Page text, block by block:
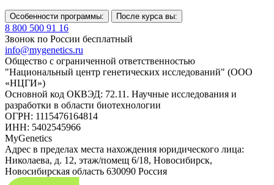
Особенности программы: После курса вы:
8 800 500 91 16
Звонок по России бесплатный
info@mygenetics.ru
Общество с ограниченной ответственностью
"Национальный центр генетических исследований" (ООО
«НЦГИ»)
Основной код ОКВЭД: 72.11. Научные исследования и
разработки в области биотехнологии
ОГРН: 1115476164814
ИНН: 5402545966
MyGenetics
Адрес в пределах места нахождения юридического лица:
Николаева, д. 12, этаж/помещ 6/18, Новосибирск,
Новосибирская область 630090 Россия